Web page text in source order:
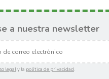
a nuestra newsletter
legaly la política de privacidad.